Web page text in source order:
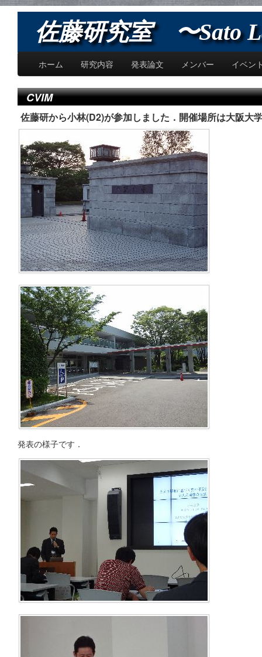
佐藤研究室 〜Sato
ホーム 研究内容 発表論文 メンバー イベン
CVIM
佐藤研から小林(D2)が参加しました．開催場所は大阪大
発表の様子です．